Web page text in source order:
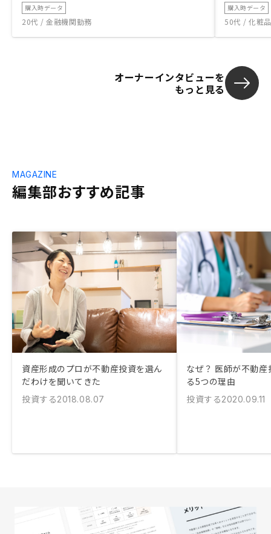
購入時データ
20代 / 金融機関勤務
購入時データ
50代 / 化粧
オーナーインタビューを
もっと見る
編集部おすすめ記事
MAGAZINE
資産形成のプロが不動産投資を選ん
だわけを聞いてきた
投資する2018.08.07
なぜ？ 医師が不動
る5つの理由
投資する2020.09.11